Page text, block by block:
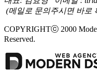
(메일로 문의주시면 바로
COPYRIGHTⓒ 2000
Reserved.